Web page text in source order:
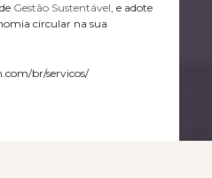
Gestão Sustentável, e adote
circular na sua
br/servicos/